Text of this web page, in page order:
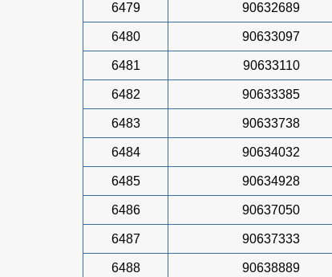
6479 90632689
6480 90633097
6481 90633110
6482 90633385
6483 90633738
6484 90634032
6485 90634928
6486 90637050
6487 90637333
6488 90638889